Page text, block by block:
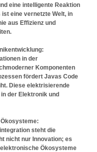
eine intelligente Reaktion
eine vernetzte Welt, in
aus Effizienz und
in der
Komponenten
fördert Javas Code
Diese elektrisierende
der Elektronik und
steht die
nicht nur Innovation; es
Ökosysteme